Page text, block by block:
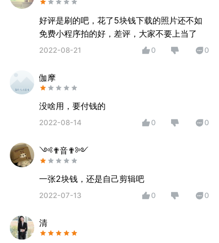
好评是刷的吧，花了5块钱下载的照片还不如
免费小程序拍的好，差评，大家不要上当了
2022-08-21 0 0
伽摩
没啥用，要付钱的
2022-08-14 0 0
༺✟音✟༻
一张2块钱，还是自己剪辑吧
2022-07-13 0 0
清